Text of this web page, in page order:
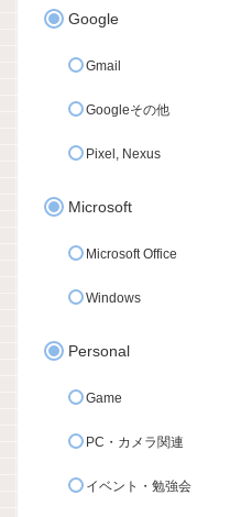
Google
Gmail
Googleその他
Pixel, Nexus
Microsoft
Microsoft Office
Windows
Personal
Game
PC・カメラ関連
イベント・勉強会